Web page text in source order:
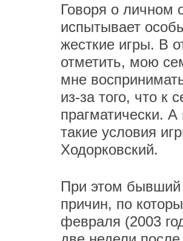
Говоря о личном
испытывает
жесткие игры. В
отметить, мою
мне
из-за того, что к
прагматически.
такие условия
Ходорковский.
При этом бывший
причин, по
февраля (2003